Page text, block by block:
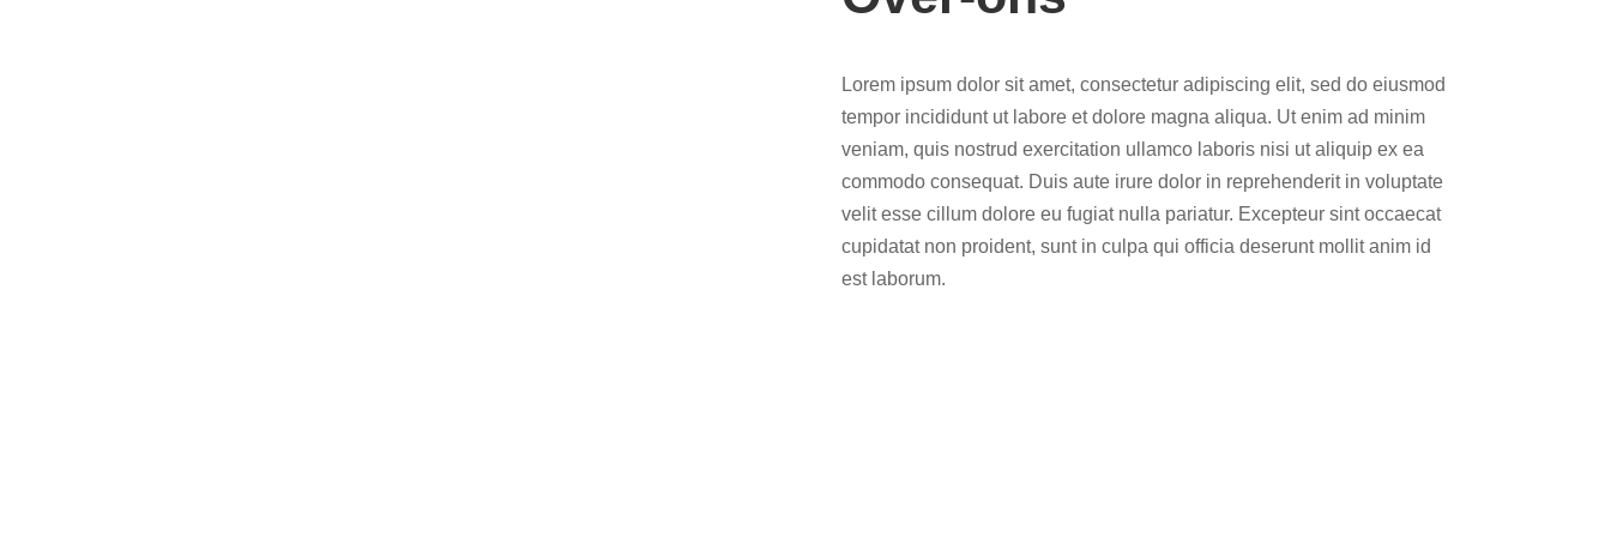
Lorem ipsum dolor sit amet, consectetur adipiscing elit, sed do eiusmod
tempor incididunt ut labore et dolore magna aliqua. Ut enim ad minim
veniam, quis nostrud exercitation ullamco laboris nisi ut aliquip ex ea
commodo consequat. Duis aute irure dolor in reprehenderit in voluptate
velit esse cillum dolore eu fugiat nulla pariatur. Excepteur sint occaecat
cupidatat non proident, sunt in culpa qui officia deserunt mollit anim id
est laborum.